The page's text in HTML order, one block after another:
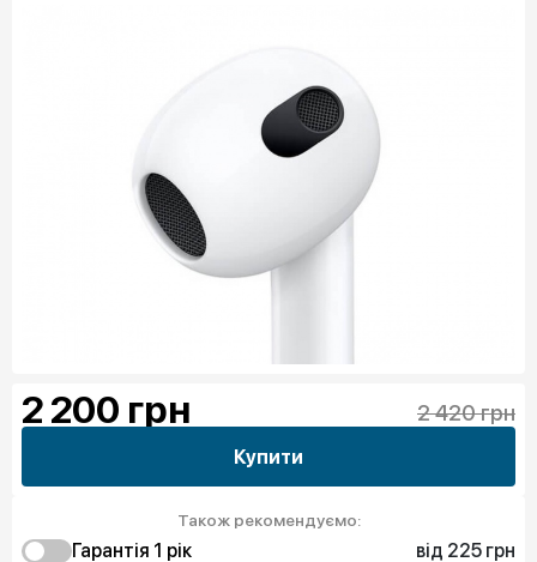
2 200 грн 2 420 грн
Купити
Також рекомендуємо:
Гарантія 1 рiк
від 225 грн